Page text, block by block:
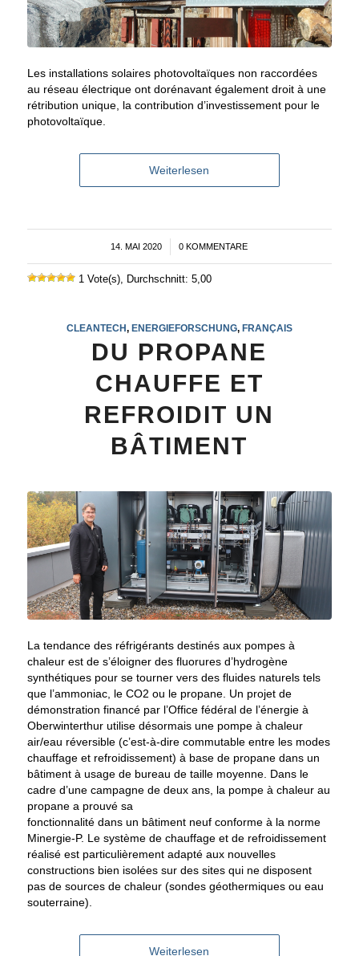
Les installations solaires photovoltaïques non raccordées
au réseau électrique ont dorénavant également droit à une
rétribution unique, la contribution d’investissement pour le
photovoltaïque.
Weiterlesen
14. MAI 2020
/ 0 KOMMENTARE
1 Vote(s), Durchschnitt: 5,00
CLEANTECH, ENERGIEFORSCHUNG, FRANÇAIS
DU PROPANE
CHAUFFE ET
REFROIDIT UN
BÂTIMENT
La tendance des réfrigérants destinés aux pompes à
chaleur est de s’éloigner des fluorures d’hydrogène
synthétiques pour se tourner vers des fluides naturels tels
que l’ammoniac, le CO2 ou le propane. Un projet de
démonstration financé par l’Office fédéral de l’énergie à
Oberwinterthur utilise désormais une pompe à chaleur
air/eau réversible (c’est-à-dire commutable entre les modes
chauffage et refroidissement) à base de propane dans un
bâtiment à usage de bureau de taille moyenne. Dans le
cadre d’une campagne de deux ans, la pompe à chaleur au
propane a prouvé sa
fonctionnalité dans un bâtiment neuf conforme à la norme
Minergie-P. Le système de chauffage et de refroidissement
réalisé est particulièrement adapté aux nouvelles
constructions bien isolées sur des sites qui ne disposent
pas de sources de chaleur (sondes géothermiques ou eau
souterraine).
Weiterlesen